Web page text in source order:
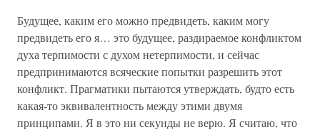
Будущее, каким его можно предвидеть, каким могу
предвидеть его я… это будущее, раздираемое конфликтом
духа терпимости с духом нетерпимости, и сейчас
предпринимаются всяческие попытки разрешить этот
конфликт. Прагматики пытаются утверждать, будто есть
какая-то эквивалентность между этими двумя
принципами. Я в это ни секунды не верю. Я считаю, что